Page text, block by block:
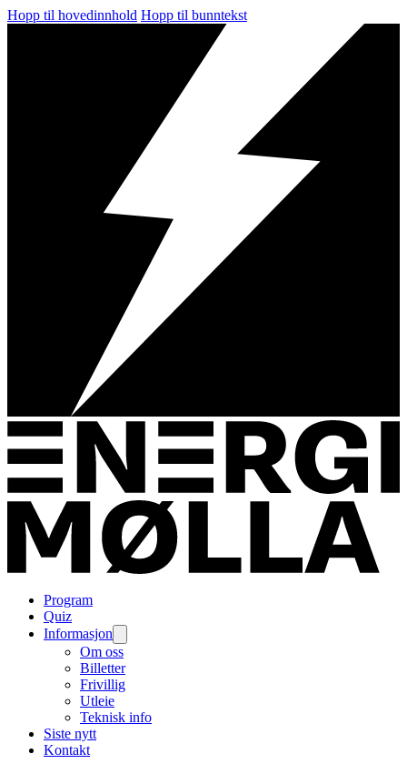
Hopp til hovedinnhold Hopp til bunntekst
Program
Quiz
Informasjon
Om oss
Billetter
Frivillig
Utleie
Teknisk info
Siste nytt
Kontakt